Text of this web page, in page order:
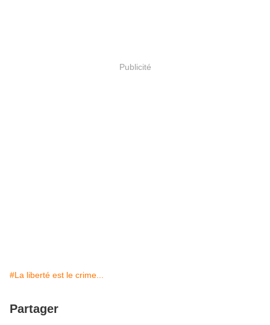
Publicité
#La liberté est le crime...
Partager